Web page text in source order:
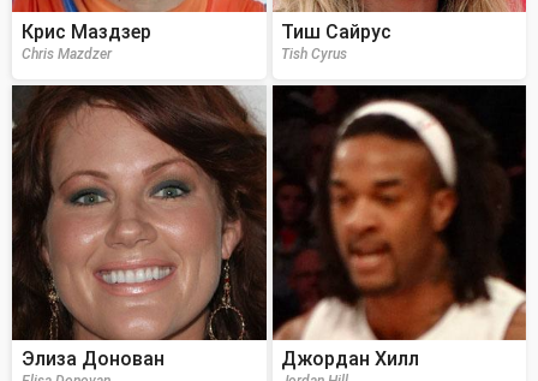
Крис Маздзер
Chris Mazdzer
Тиш Сайрус
Tish Cyrus
Элиза Донован Джордан Хилл